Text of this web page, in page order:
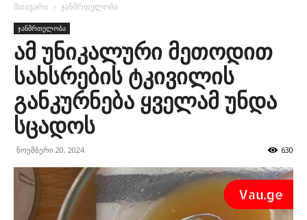
მთავარი ჯანმრთელობა
ჯანმრთელობა
ამ უნიკალური მეთოდით
სახსრების ტკივილის
განკურნება ყველამ უნდა
სცადოს
ნოემბერი 20, 2024 630